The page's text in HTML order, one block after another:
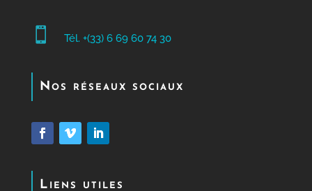
 Tél. +(33) 6 69 60 74 30
Nos réseaux sociaux
Liens utiles